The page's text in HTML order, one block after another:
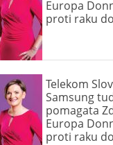
Europa
proti raku
Telekom
Samsung
pomagata
Europa
proti raku